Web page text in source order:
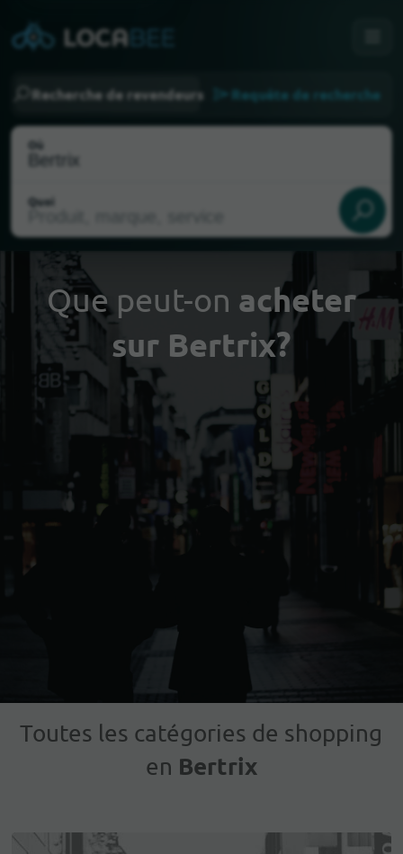
Recherche de revendeurs Requête de recherche
Où
Quoi
Choisir ma localisation
Que peut-on acheter
sur Bertrix?
Toutes les catégories de shopping
en Bertrix